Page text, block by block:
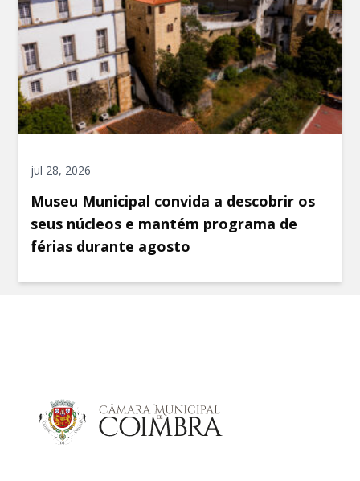
jul 28, 2026
Museu Municipal convida a descobrir os
seus núcleos e mantém programa de
férias durante agosto